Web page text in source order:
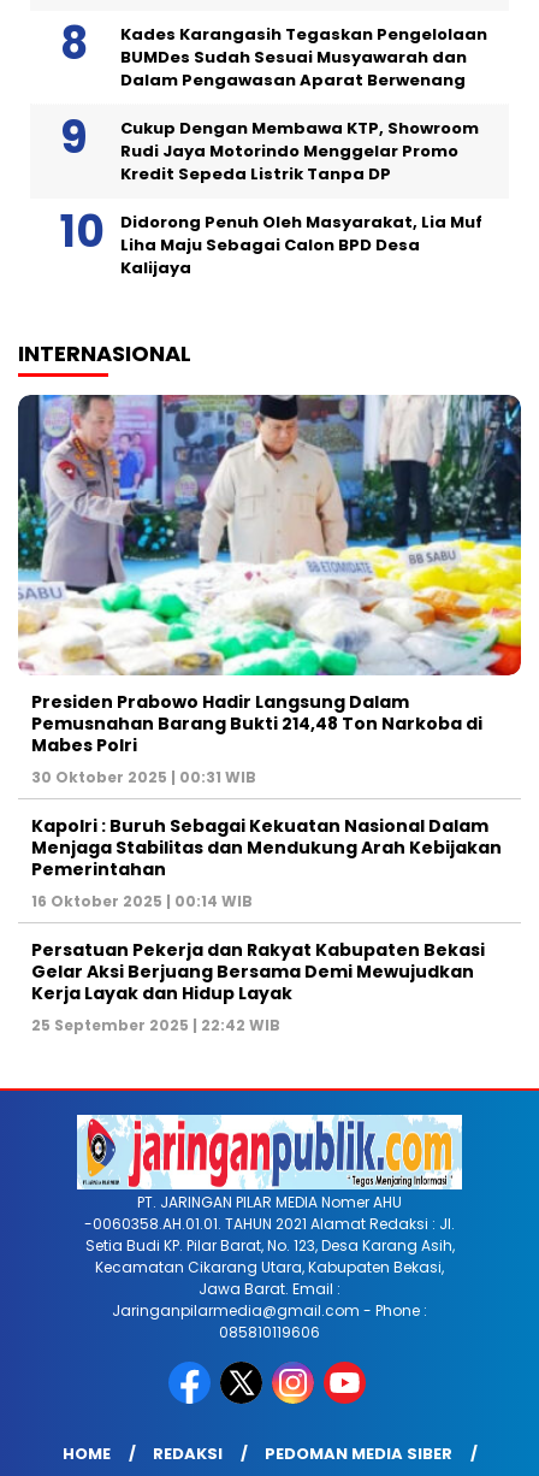
Kades Karangasih Tegaskan Pengelolaan
BUMDes Sudah Sesuai Musyawarah dan
Dalam Pengawasan Aparat Berwenang
Cukup Dengan Membawa KTP, Showroom
Rudi Jaya Motorindo Menggelar Promo
Kredit Sepeda Listrik Tanpa DP
Didorong Penuh Oleh Masyarakat, Lia Muf
Liha Maju Sebagai Calon BPD Desa
Kalijaya
INTERNASIONAL
Presiden Prabowo Hadir Langsung Dalam
Pemusnahan Barang Bukti 214,48 Ton Narkoba di
Mabes Polri
30 Oktober 2025 | 00:31 WIB
Kapolri : Buruh Sebagai Kekuatan Nasional Dalam
Menjaga Stabilitas dan Mendukung Arah Kebijakan
Pemerintahan
16 Oktober 2025 | 00:14 WIB
Persatuan Pekerja dan Rakyat Kabupaten Bekasi
Gelar Aksi Berjuang Bersama Demi Mewujudkan
Kerja Layak dan Hidup Layak
25 September 2025 | 22:42 WIB
PT. JARINGAN PILAR MEDIA Nomer AHU
-0060358.AH.01.01. TAHUN 2021 Alamat Redaksi : Jl.
Setia Budi KP. Pilar Barat, No. 123, Desa Karang Asih,
Kecamatan Cikarang Utara, Kabupaten Bekasi,
Jawa Barat. Email :
Jaringanpilarmedia@gmail.com - Phone :
085810119606
HOME REDAKSI PEDOMAN MEDIA SIBER